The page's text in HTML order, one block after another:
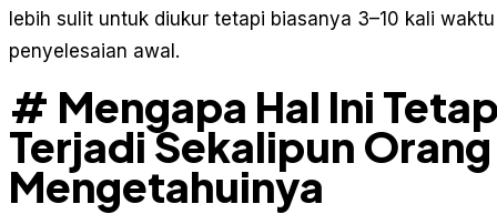
lebih sulit untuk diukur tetapi biasanya 3–10 kali waktu
penyelesaian awal.
# Mengapa Hal Ini
Terjadi Sekalipun Orang
Mengetahuinya